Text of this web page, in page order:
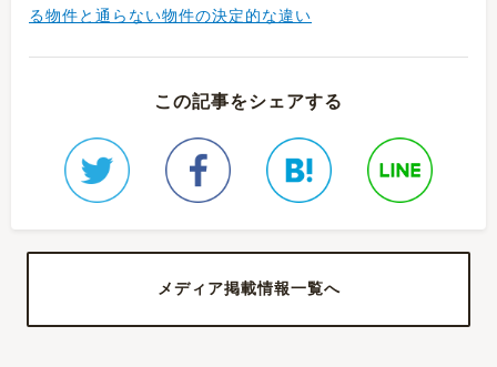
る物件と通らない物件の決定的な違い
この記事をシェアする
メディア掲載情報一覧へ